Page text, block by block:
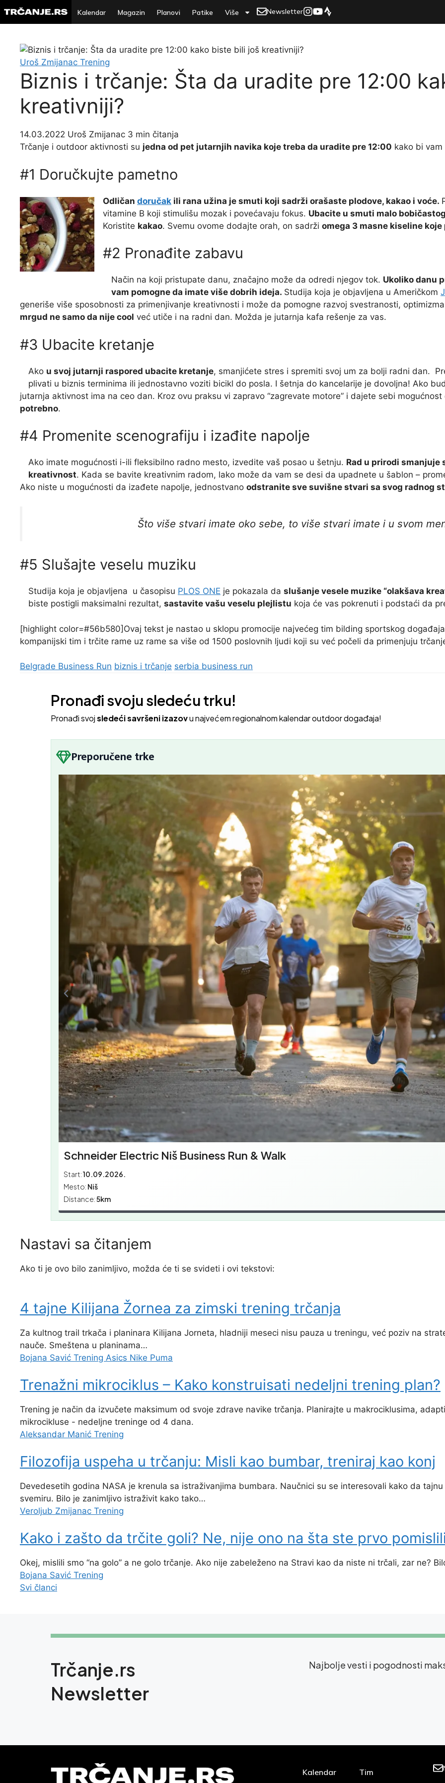
Kalendar Magazin Planovi Patike Više Newsletter
Uroš Zmijanac Trening
Biznis i trčanje: Šta da uradite pre 12:00
kreativniji?
14.03.2022 Uroš Zmijanac 3 min čitanja
Trčanje i outdoor aktivnosti su jedna od pet jutarnjih navika koje treba da uradite pre 12:00 kako bi vam
#1 Doručkujte pametno
Odličan doručak ili rana užina je smuti koji sadrži orašaste plodove, kakao i voće.
vitamine B koji stimulišu mozak i povećavaju fokus. Ubacite u smuti malo
Koristite kakao. Svemu ovome dodajte orah, on sadrži omega 3 masne kiseline
#2 Pronađite zabavu
Način na koji pristupate danu, značajno može da odredi njegov tok. Ukoliko danu
vam pomogne da imate više dobrih ideja. Studija koja je objavljena u Američkom
generiše više sposobnosti za primenjivanje kreativnosti i može da pomogne razvoj svestranosti,
mrgud ne samo da nije cool već utiče i na radni dan. Možda je jutarnja kafa rešenje za vas.
#3 Ubacite kretanje
Ako u svoj jutarnji raspored ubacite kretanje, smanjićete stres i spremiti svoj um za bolji radni dan.
plivati u biznis terminima ili jednostavno voziti bicikl do posla. I šetnja do kancelarije je dovoljna! Ako
jutarnja aktivnost ima na ceo dan. Kroz ovu praksu vi zapravo “zagrevate motore” i dajete sebi
potrebno.
#4 Promenite scenografiju i izađite napolje
Ako imate mogućnosti i-ili fleksibilno radno mesto, izvedite vaš posao u šetnju. Rad u prirodi smanjuje
kreativnost. Kada se bavite kreativnim radom, lako može da vam se desi da upadnete u šablon –
Ako niste u mogućnosti da izađete napolje, jednostvano odstranite sve suvišne stvari sa svog radnog
Što više stvari imate oko sebe, to više stvari imate i u svom
#5 Slušajte veselu muziku
Studija koja je objavljena u časopisu PLOS ONE je pokazala da slušanje vesele muzike “olakšava
biste postigli maksimalni rezultat, sastavite vašu veselu plejlistu koja će vas pokrenuti i podstaći da
[highlight color=#56b580]Ovaj tekst je nastao u sklopu promocije najvećeg tim bilding sportskog
kompanijski tim i trčite rame uz rame sa više od 1500 poslovnih ljudi koji su već počeli da primenjuju
Belgrade Business Run biznis i trčanje serbia business run
Pronađi svoju sledeću trku!
Pronađi svojsledeći savršeni izazovu najvećem regionalnom kalendar outdoor događaja!
Preporučene trke
Schneider Electric Niš Business Run & Walk
Start:10.09.2026.
Mesto: Niš
Distance:5km
Nastavi sa čitanjem
Ako ti je ovo bilo zanimljivo, možda će ti se svideti i ovi tekstovi:
4 tajne Kilijana Žornea za zimski trening trčanja
Za kultnog trail trkača i planinara Kilijana Jorneta, hladniji meseci nisu pauza u treningu, već poziv na
nauče. Smeštena u planinama…
Bojana Savić Trening Asics Nike Puma
Trenažni mikrociklus – Kako konstruisati nedeljni trening plan?
Trening je način da izvučete maksimum od svoje zdrave navike trčanja. Planirajte u makrociklusima,
mikrocikluse - nedeljne treninge od 4 dana.
Aleksandar Manić Trening
Filozofija uspeha u trčanju: Misli kao bumbar, treniraj kao konj
Devedesetih godina NASA je krenula sa istraživanjima bumbara. Naučnici su se interesovali kako da
svemiru. Bilo je zanimljivo istraživit kako tako…
Veroljub Zmijanac Trening
Kako i zašto da trčite goli? Ne, nije ono na šta ste prvo
Okej, mislili smo “na golo” a ne golo trčanje. Ako nije zabeleženo na Stravi kao da niste ni trčali, zar ne?
Bojana Savić Trening
Svi članci
Trčanje.rs
Newsletter
Najbolje vesti i pogodnosti
Kalendar Tim